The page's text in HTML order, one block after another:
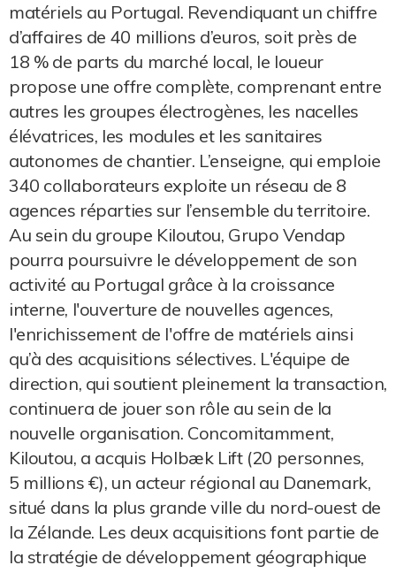
matériels au Portugal. Revendiquant un chiffre
d’affaires de 40 millions d’euros, soit près de
18 % de parts du marché local, le loueur
propose une offre complète, comprenant entre
autres les groupes électrogènes, les nacelles
élévatrices, les modules et les sanitaires
autonomes de chantier. L’enseigne, qui emploie
340 collaborateurs exploite un réseau de 8
agences réparties sur l’ensemble du territoire.
Au sein du groupe Kiloutou, Grupo Vendap
pourra poursuivre le développement de son
activité au Portugal grâce à la croissance
interne, l'ouverture de nouvelles agences,
l'enrichissement de l'offre de matériels ainsi
qu’à des acquisitions sélectives. L'équipe de
direction, qui soutient pleinement la transaction,
continuera de jouer son rôle au sein de la
nouvelle organisation. Concomitamment,
Kiloutou, a acquis Holbæk Lift (20 personnes,
5 millions €), un acteur régional au Danemark,
situé dans la plus grande ville du nord-ouest de
la Zélande. Les deux acquisitions font partie de
la stratégie de développement géographique